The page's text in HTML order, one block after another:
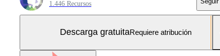
1.446 Recursos
Descarga gratuitaRequiere atribución